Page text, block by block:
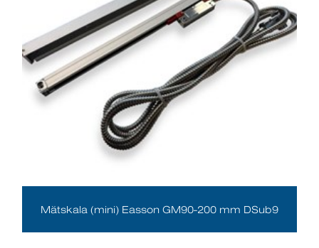
Mätskala (mini) Easson GM90-200 mm DSub9